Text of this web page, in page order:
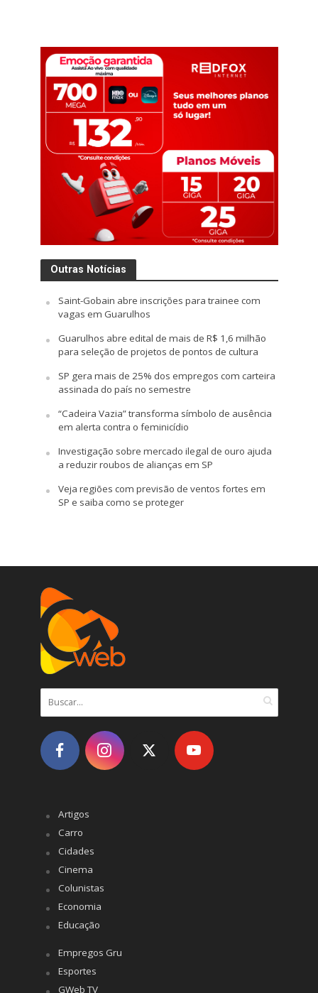
Outras Notícias
Saint-Gobain abre inscrições para trainee com
vagas em Guarulhos
Guarulhos abre edital de mais de R$ 1,6 milhão
para seleção de projetos de pontos de cultura
SP gera mais de 25% dos empregos com carteira
assinada do país no semestre
“Cadeira Vazia” transforma símbolo de ausência
em alerta contra o feminicídio
Investigação sobre mercado ilegal de ouro ajuda
a reduzir roubos de alianças em SP
Veja regiões com previsão de ventos fortes em
SP e saiba como se proteger
Artigos
Carro
Cidades
Cinema
Colunistas
Economia
Educação
Empregos Gru
Esportes
GWeb TV